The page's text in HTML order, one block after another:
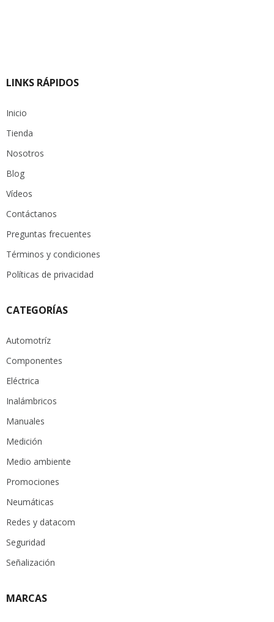
LINKS RÁPIDOS
Inicio
Tienda
Nosotros
Blog
Vídeos
Contáctanos
Preguntas frecuentes
Términos y condiciones
Políticas de privacidad
CATEGORÍAS
Automotríz
Componentes
Eléctrica
Inalámbricos
Manuales
Medición
Medio ambiente
Promociones
Neumáticas
Redes y datacom
Seguridad
Señalización
MARCAS